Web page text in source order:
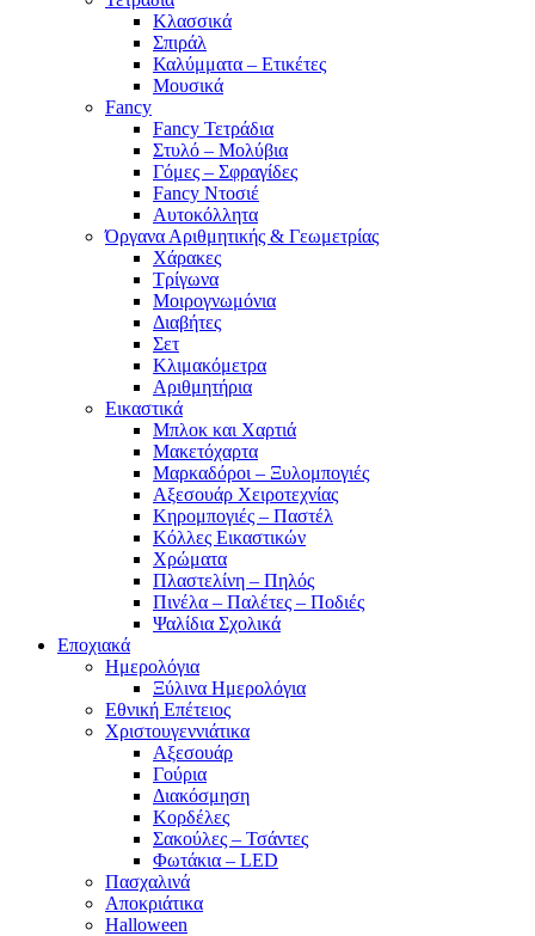
Κλασσικά
Σπιράλ
Καλύμματα – Ετικέτες
Μουσικά
Fancy
Fancy Τετράδια
Στυλό – Μολύβια
Γόμες – Σφραγίδες
Fancy Ντοσιέ
Αυτοκόλλητα
Όργανα Αριθμητικής & Γεωμετρίας
Χάρακες
Τρίγωνα
Mοιρογνωμόνια
Διαβήτες
Σετ
Κλιμακόμετρα
Αριθμητήρια
Εικαστικά
Μπλοκ και Χαρτιά
Μακετόχαρτα
Μαρκαδόροι – Ξυλομπογιές
Αξεσουάρ Χειροτεχνίας
Κηρομπογιές – Παστέλ
Κόλλες Εικαστικών
Χρώματα
Πλαστελίνη – Πηλός
Πινέλα – Παλέτες – Ποδιές
Ψαλίδια Σχολικά
Εποχιακά
Ημερολόγια
Ξύλινα Ημερολόγια
Εθνική Επέτειος
Χριστουγεννιάτικα
Αξεσουάρ
Γούρια
Διακόσμηση
Κορδέλες
Σακούλες – Τσάντες
Φωτάκια – LED
Πασχαλινά
Αποκριάτικα
Halloween